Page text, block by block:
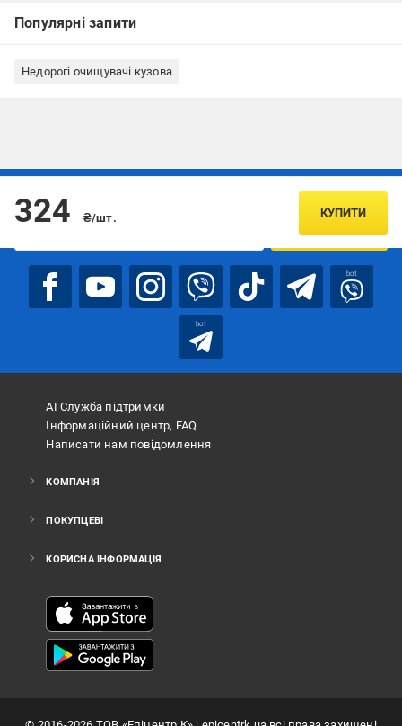
Популярні запити
Недорогі очищувачі кузова
324 ₴/шт. КУПИТИ
Підписуйтесь, щоб дізнаватись першим про акції та пропозиції
ПІДПИСАТИСЯ
bot
bot
АІ Служба підтримки
Інформаційний центр, FAQ
Написати нам повідомлення
КОМПАНІЯ
ПОКУПЦЕВІ
КОРИСНА ІНФОРМАЦІЯ